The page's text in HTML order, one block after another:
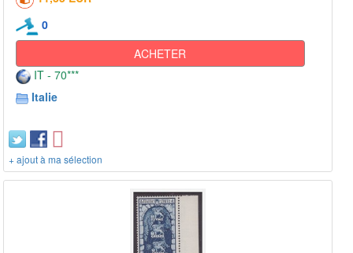
0
ACHETER
IT - 70***
Italie
+ ajout à ma sélection